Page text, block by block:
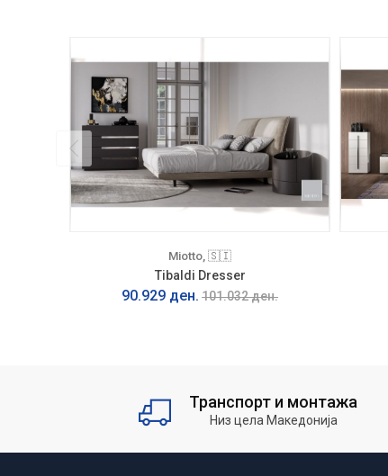
Miotto, 🇸🇮
Tibaldi Dresser
90.929 ден. 101.032 ден.
Транспорт и монтажа
Низ цела Македонија